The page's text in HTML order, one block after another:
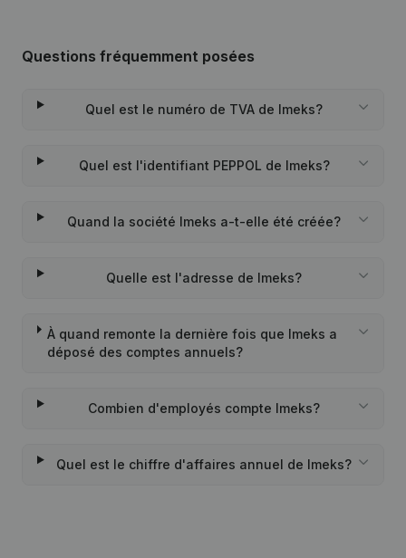
Questions fréquemment posées
Quel est le numéro de TVA de Imeks?
Quel est l'identifiant PEPPOL de Imeks?
Quand la société Imeks a-t-elle été créée?
Quelle est l'adresse de Imeks?
À quand remonte la dernière fois que Imeks a
déposé des comptes annuels?
Combien d'employés compte Imeks?
Quel est le chiffre d'affaires annuel de Imeks?